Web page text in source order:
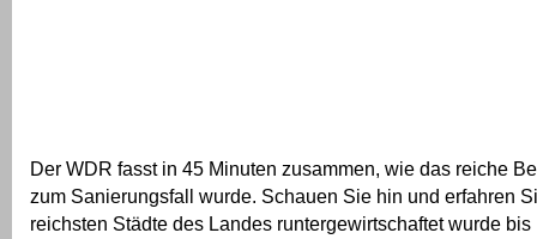
Der WDR fasst in 45 Minuten zusammen, wie das reiche
zum Sanierungsfall wurde. Schauen Sie hin und erfahren
reichsten Städte des Landes runtergewirtschaftet wurde bis